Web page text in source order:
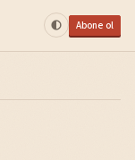
Abone ol